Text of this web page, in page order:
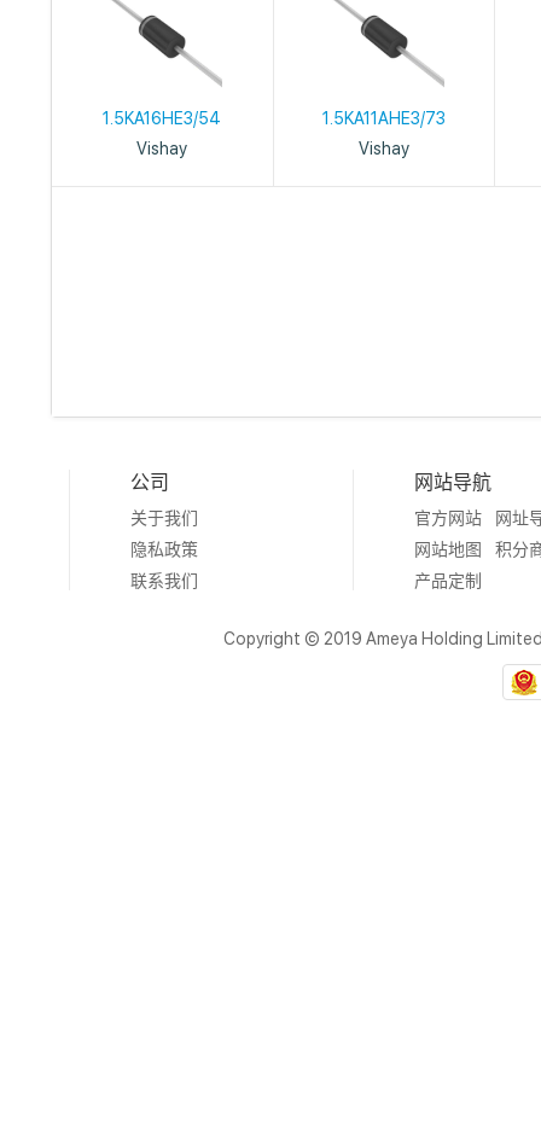
1.5KA16HE3/54
Vishay
1.5KA11AHE3/73
Vishay
公司
关于我们
隐私政策
联系我们
网站导航
官方网站
网址
网站地图
积分
产品定制
Copyright © 2019 Ameya Holding